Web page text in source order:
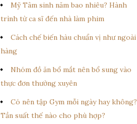
Mỹ Tâm sinh năm bao nhiêu? Hành
trình từ ca sĩ đến nhà làm phim
Cách chế biến hàu chuẩn vị như ngoài
hàng
Nhóm đồ ăn bổ mắt nên bổ sung vào
thực đơn thường xuyên
Có nên tập Gym mỗi ngày hay không?
Tần suất thế nào cho phù hợp?